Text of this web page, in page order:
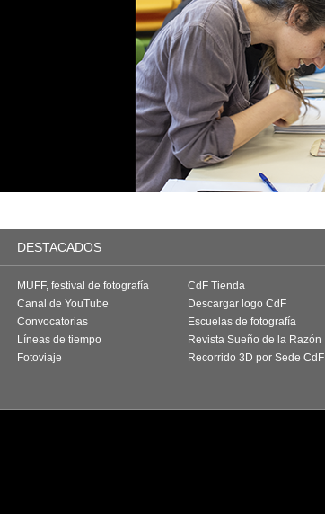
DESTACADOS
MUFF, festival de fotografía
Canal de YouTube
Convocatorias
Líneas de tiempo
Fotoviaje
CdF Tienda
Descargar logo CdF
Escuelas de fotografía
Revista Sueño de la Razón
Recorrido 3D por Sede CdF